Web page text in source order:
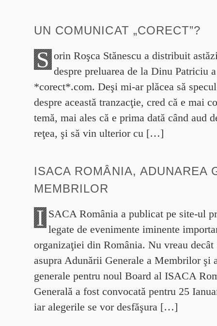
UN COMUNICAT „CORECT”?
S orin Roşca Stănescu a distribuit
despre preluarea de la Dinu Patriciu
*corect*.com. Deşi mi-ar plăcea să
despre această tranzacţie, cred că e mai
temă, mai ales că e prima dată când aud
reţea, şi să vin ulterior cu […]
ISACA ROMÂNIA, ADUNAREA
MEMBRILOR
I SACA România a publicat pe site-ul
legate de evenimente iminente
organizaţiei din România. Nu vreau decât
asupra Adunării Generale a Membrilor şi
generale pentru noul Board al ISACA
Generală a fost convocată pentru 25
iar alegerile se vor desfăşura […]